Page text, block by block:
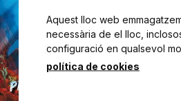
Aquest lloc web
necessària de el lloc,
configuració en qualsevol
política de cookies